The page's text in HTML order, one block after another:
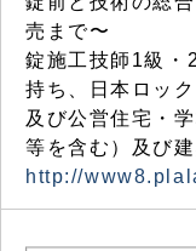
売まで〜
錠施工技師1級・
持ち、日本ロッ
及び公営住宅・
等を含む）及び
http://